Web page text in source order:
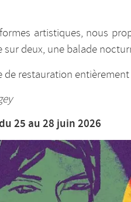
artistiques, nous
deux, une balade
de restauration
25 au 28 juin 2026